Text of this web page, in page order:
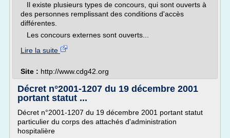
Il existe plusieurs types de concours, qui sont ouverts à
des personnes remplissant des conditions d'accès
différentes.
Les concours externes sont ouverts...
Lire la suite
Site : http://www.cdg42.org
Décret n°2001-1207 du 19 décembre 2001
portant statut ...
Décret n°2001-1207 du 19 décembre 2001 portant statut
particulier du corps des attachés d'administration
hospitalière